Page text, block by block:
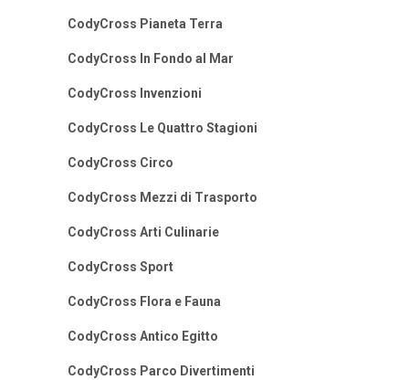
CodyCross Pianeta Terra
CodyCross In Fondo al Mar
CodyCross Invenzioni
CodyCross Le Quattro Stagioni
CodyCross Circo
CodyCross Mezzi di Trasporto
CodyCross Arti Culinarie
CodyCross Sport
CodyCross Flora e Fauna
CodyCross Antico Egitto
CodyCross Parco Divertimenti